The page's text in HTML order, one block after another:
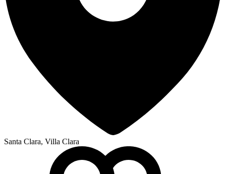
Santa Clara, Villa Clara